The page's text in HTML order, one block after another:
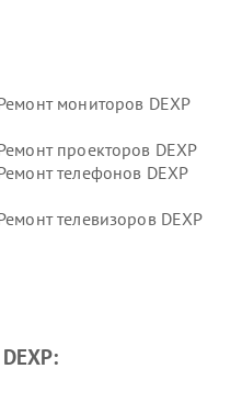
мониторов DEXP
проекторов DEXP
телефонов DEXP
телевизоров DEXP
мини пк DEXP